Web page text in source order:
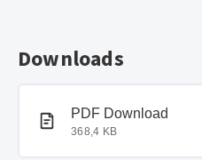
Downloads
PDF-Dokument
PDF Download
368,4 KB